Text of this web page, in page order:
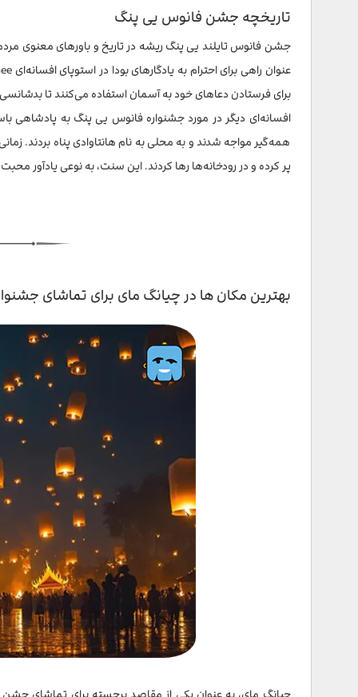
تاریخچه جشن فانوس یی پنگ
جشن فانوس تایلند یی پنگ ریشه در تاریخ و باورهای معنوی مردم
برای فرستادن دعاهای خود به آسمان استفاده می‌کنند تا
افسانه‌ای دیگر در مورد جشنواره فانوس یی پنگ به پادشاهی
همه‌گیر مواجه شدند و به محلی به نام هانتاوادی پناه بردند.
پر کرده و در رودخانه‌ها رها کردند. این سنت، به نوعی یادآور
بهترین مکان ها در چیانگ مای برای تماشای